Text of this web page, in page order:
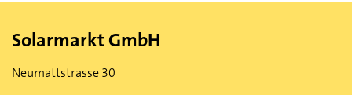
Solarmarkt GmbH
Neumattstrasse 30